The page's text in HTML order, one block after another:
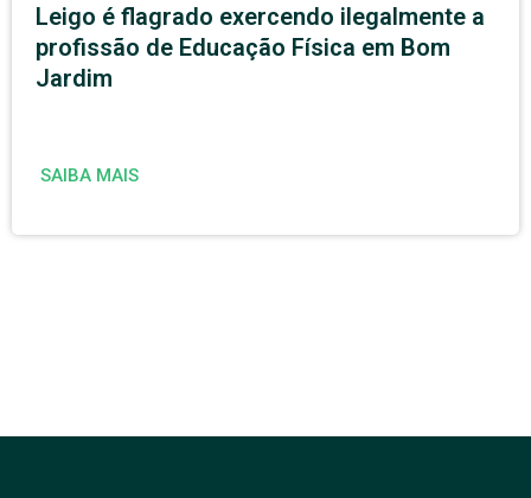
Leigo é flagrado exercendo ilegalmente a
profissão de Educação Física em Bom
Jardim
SAIBA MAIS